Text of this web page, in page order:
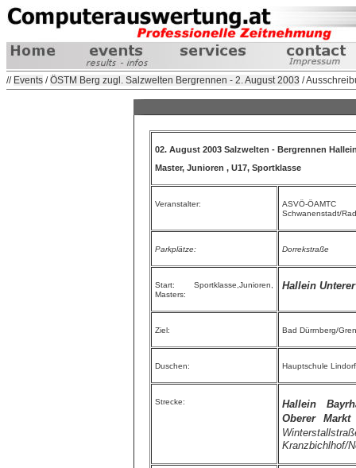
// Events /ÖSTM Berg zugl. Salzwelten Bergrennen - 2. August 2003 /
02. August 2003 Salzwelten - Bergrennen
Master, Junioren , U17, Sportklasse
Veranstalter:
ASVÖ-
Schwanenstadt/
Parkplätze: Dorrekstraße
Start: Sportklasse,Junioren,
Masters:
Hallein
Ziel: Bad Dürrnberg/
Duschen: Hauptschule
Strecke:
Hallein
Oberer
Kranzbichlhof/